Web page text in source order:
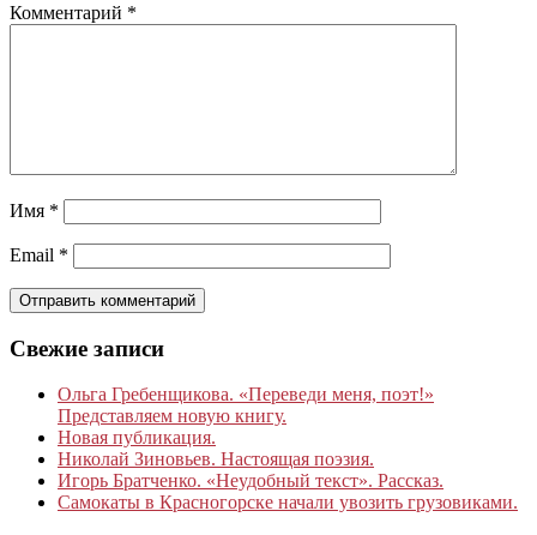
Комментарий *
Имя *
Email *
Свежие записи
Ольга Гребенщикова. «Переведи меня, поэт!»
Представляем новую книгу.
Новая публикация.
Николай Зиновьев. Настоящая поэзия.
Игорь Братченко. «Неудобный текст». Рассказ.
Самокаты в Красногорске начали увозить грузовиками.